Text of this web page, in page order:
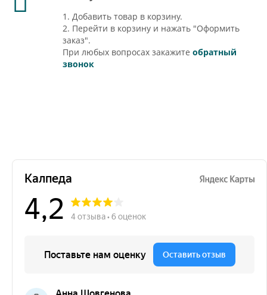
1. Добавить товар в корзину.
2. Перейти в корзину и нажать "Оформить
заказ".
При любых вопросах закажите обратный
звонок